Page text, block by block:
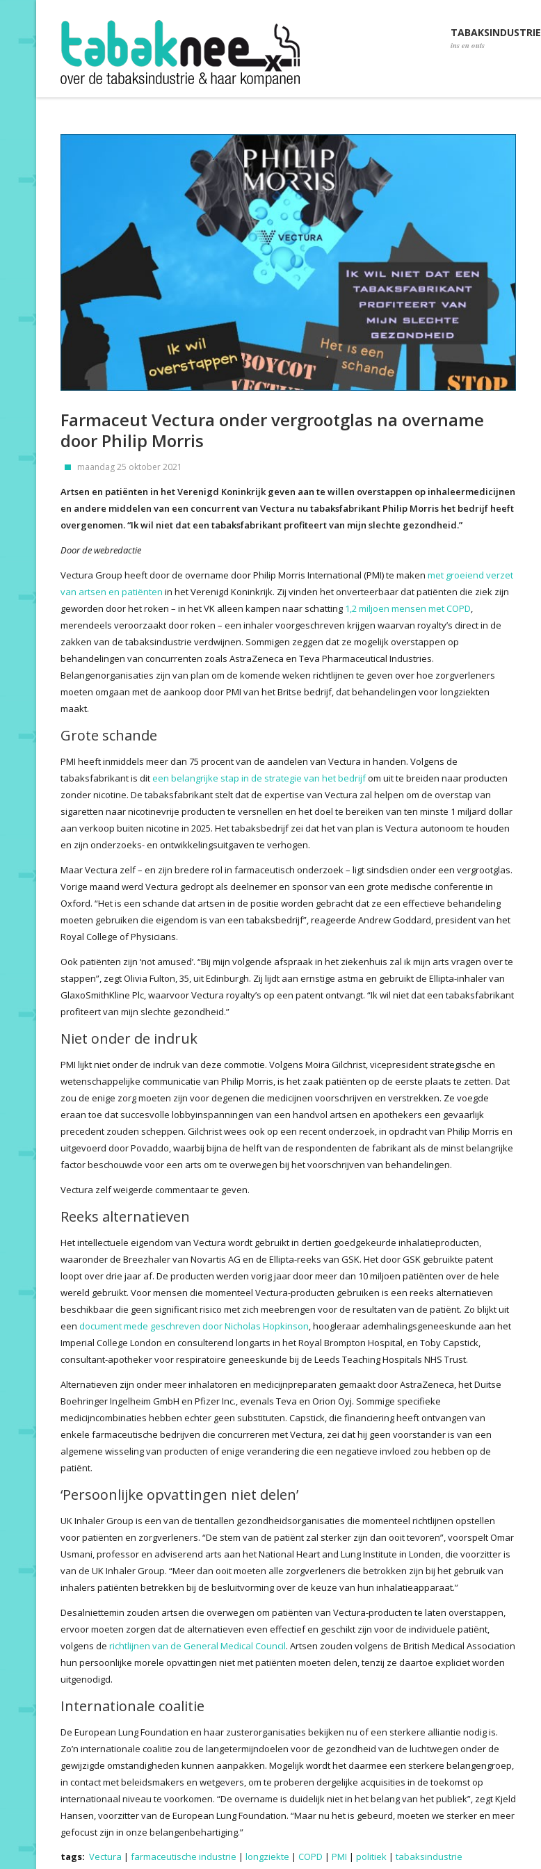
TABAKSINDUSTRIE
ins en outs
Farmaceut Vectura onder vergrootglas na overname
door Philip Morris
maandag 25 oktober 2021
Artsen en patiënten in het Verenigd Koninkrijk geven aan te willen overstappen op inhaleermedicijnen
en andere middelen van een concurrent van Vectura nu tabaksfabrikant Philip Morris het bedrijf heeft
overgenomen. “Ik wil niet dat een tabaksfabrikant profiteert van mijn slechte gezondheid.”
Door de webredactie
Vectura Group heeft door de overname door Philip Morris International (PMI) te maken met groeiend verzet
van artsen en patiënten in het Verenigd Koninkrijk. Zij vinden het onverteerbaar dat patiënten die ziek zijn
geworden door het roken – in het VK alleen kampen naar schatting 1,2 miljoen mensen met COPD,
merendeels veroorzaakt door roken – een inhaler voorgeschreven krijgen waarvan royalty’s direct in de
zakken van de tabaksindustrie verdwijnen. Sommigen zeggen dat ze mogelijk overstappen op
behandelingen van concurrenten zoals AstraZeneca en Teva Pharmaceutical Industries.
Belangenorganisaties zijn van plan om de komende weken richtlijnen te geven over hoe zorgverleners
moeten omgaan met de aankoop door PMI van het Britse bedrijf, dat behandelingen voor longziekten
maakt.
Grote schande
PMI heeft inmiddels meer dan 75 procent van de aandelen van Vectura in handen. Volgens de
tabaksfabrikant is diteen belangrijke stap in de strategie van het bedrijfom uit te breiden naar producten
zonder nicotine. De tabaksfabrikant stelt dat de expertise van Vectura zal helpen om de overstap van
sigaretten naar nicotinevrije producten te versnellen en het doel te bereiken van ten minste 1 miljard dollar
aan verkoop buiten nicotine in 2025. Het tabaksbedrijf zei dat het van plan is Vectura autonoom te houden
en zijn onderzoeks- en ontwikkelingsuitgaven te verhogen.
Maar Vectura zelf – en zijn bredere rol in farmaceutisch onderzoek – ligt sindsdien onder een vergrootglas.
Vorige maand werd Vectura gedropt als deelnemer en sponsor van een grote medische conferentie in
Oxford. “Het is een schande dat artsen in de positie worden gebracht dat ze een effectieve behandeling
moeten gebruiken die eigendom is van een tabaksbedrijf”, reageerde Andrew Goddard, president van het
Royal College of Physicians.
Ook patiënten zijn ‘not amused’. “Bij mijn volgende afspraak in het ziekenhuis zal ik mijn arts vragen over te
stappen”, zegt Olivia Fulton, 35, uit Edinburgh. Zij lijdt aan ernstige astma en gebruikt de Ellipta-inhaler van
GlaxoSmithKline Plc, waarvoor Vectura royalty’s op een patent ontvangt. “Ik wil niet dat een tabaksfabrikant
profiteert van mijn slechte gezondheid.”
Niet onder de indruk
PMI lijkt niet onder de indruk van deze commotie. Volgens Moira Gilchrist, vicepresident strategische en
wetenschappelijke communicatie van Philip Morris, is het zaak patiënten op de eerste plaats te zetten. Dat
zou de enige zorg moeten zijn voor degenen die medicijnen voorschrijven en verstrekken. Ze voegde
eraan toe dat succesvolle lobbyinspanningen van een handvol artsen en apothekers een gevaarlijk
precedent zouden scheppen. Gilchrist wees ook op een recent onderzoek, in opdracht van Philip Morris en
uitgevoerd door Povaddo, waarbij bijna de helft van de respondenten de fabrikant als de minst belangrijke
factor beschouwde voor een arts om te overwegen bij het voorschrijven van behandelingen.
Vectura zelf weigerde commentaar te geven.
Reeks alternatieven
Het intellectuele eigendom van Vectura wordt gebruikt in dertien goedgekeurde inhalatieproducten,
waaronder de Breezhaler van Novartis AG en de Ellipta-reeks van GSK. Het door GSK gebruikte patent
loopt over drie jaar af. De producten werden vorig jaar door meer dan 10 miljoen patiënten over de hele
wereld gebruikt. Voor mensen die momenteel Vectura-producten gebruiken is een reeks alternatieven
beschikbaar die geen significant risico met zich meebrengen voor de resultaten van de patiënt. Zo blijkt uit
een document mede geschreven door Nicholas Hopkinson, hoogleraar ademhalingsgeneeskunde aan het
Imperial College London en consulterend longarts in het Royal Brompton Hospital, en Toby Capstick,
consultant-apotheker voor respiratoire geneeskunde bij de Leeds Teaching Hospitals NHS Trust.
Alternatieven zijn onder meer inhalatoren en medicijnpreparaten gemaakt door AstraZeneca, het Duitse
Boehringer Ingelheim GmbH en Pfizer Inc., evenals Teva en Orion Oyj. Sommige specifieke
medicijncombinaties hebben echter geen substituten. Capstick, die financiering heeft ontvangen van
enkele farmaceutische bedrijven die concurreren met Vectura, zei dat hij geen voorstander is van een
algemene wisseling van producten of enige verandering die een negatieve invloed zou hebben op de
patiënt.
‘Persoonlijke opvattingen niet delen’
UK Inhaler Group is een van de tientallen gezondheidsorganisaties die momenteel richtlijnen opstellen
voor patiënten en zorgverleners. “De stem van de patiënt zal sterker zijn dan ooit tevoren”, voorspelt Omar
Usmani, professor en adviserend arts aan het National Heart and Lung Institute in Londen, die voorzitter is
van de UK Inhaler Group. “Meer dan ooit moeten alle zorgverleners die betrokken zijn bij het gebruik van
inhalers patiënten betrekken bij de besluitvorming over de keuze van hun inhalatieapparaat.”
Desalniettemin zouden artsen die overwegen om patiënten van Vectura-producten te laten overstappen,
ervoor moeten zorgen dat de alternatieven even effectief en geschikt zijn voor de individuele patiënt,
volgens de richtlijnen van de General Medical Council. Artsen zouden volgens de British Medical Association
hun persoonlijke morele opvattingen niet met patiënten moeten delen, tenzij ze daartoe expliciet worden
uitgenodigd.
Internationale coalitie
De European Lung Foundation en haar zusterorganisaties bekijken nu of een sterkere alliantie nodig is.
Zo’n internationale coalitie zou de langetermijndoelen voor de gezondheid van de luchtwegen onder de
gewijzigde omstandigheden kunnen aanpakken. Mogelijk wordt het daarmee een sterkere belangengroep,
in contact met beleidsmakers en wetgevers, om te proberen dergelijke acquisities in de toekomst op
internationaal niveau te voorkomen. “De overname is duidelijk niet in het belang van het publiek”, zegt Kjeld
Hansen, voorzitter van de European Lung Foundation. “Maar nu het is gebeurd, moeten we sterker en meer
gefocust zijn in onze belangenbehartiging.”
tags: Vectura | farmaceutische industrie | longziekte | COPD | PMI | politiek | tabaksindustrie